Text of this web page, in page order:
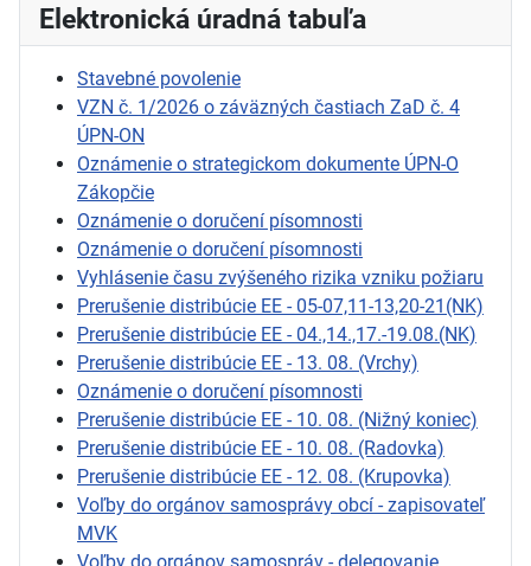
Elektronická úradná tabuľa
Stavebné povolenie
VZN č. 1/2026 o záväzných častiach ZaD č. 4
ÚPN-ON
Oznámenie o strategickom dokumente ÚPN-O
Zákopčie
Oznámenie o doručení písomnosti
Oznámenie o doručení písomnosti
Vyhlásenie času zvýšeného rizika vzniku požiaru
Prerušenie distribúcie EE - 05-07,11-13,20-21(NK)
Prerušenie distribúcie EE - 04.,14.,17.-19.08.(NK)
Prerušenie distribúcie EE - 13. 08. (Vrchy)
Oznámenie o doručení písomnosti
Prerušenie distribúcie EE - 10. 08. (Nižný koniec)
Prerušenie distribúcie EE - 10. 08. (Radovka)
Prerušenie distribúcie EE - 12. 08. (Krupovka)
Voľby do orgánov samosprávy obcí - zapisovateľ
MVK
Voľby do orgánov samospráv - delegovanie